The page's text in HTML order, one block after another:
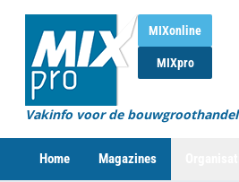
MIXonline
MIXpro
Vakinfo voor de bouwgroothandel
Home Magazines